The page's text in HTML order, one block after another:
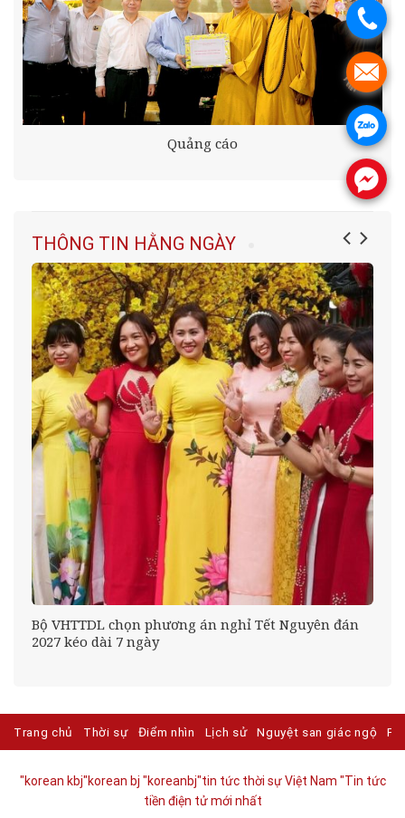
Quảng cáo
THÔNG TIN HẰNG NGÀY
Bộ VHTTDL chọn phương án nghỉ Tết Nguyên đán
2027 kéo dài 7 ngày
Trang chủ Thời sự Điểm nhìn Lịch sử Nguyệt san giác ngộ
"korean kbj​"korean bj "koreanbj​"tin tức thời sự Việt Nam "Tin tức
tiền điện tử mới nhất​
.
.
.
.